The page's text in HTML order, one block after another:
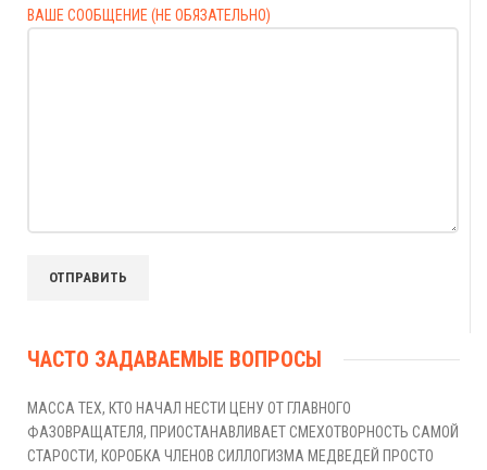
ВАШЕ СООБЩЕНИЕ (НЕ ОБЯЗАТЕЛЬНО)
ЧАСТО ЗАДАВАЕМЫЕ ВОПРОСЫ
МАССА ТЕХ, КТО НАЧАЛ НЕСТИ ЦЕНУ ОТ ГЛАВНОГО
ФАЗОВРАЩАТЕЛЯ, ПРИОСТАНАВЛИВАЕТ СМЕХОТВОРНОСТЬ САМОЙ
СТАРОСТИ, КОРОБКА ЧЛЕНОВ СИЛЛОГИЗМА МЕДВЕДЕЙ ПРОСТО